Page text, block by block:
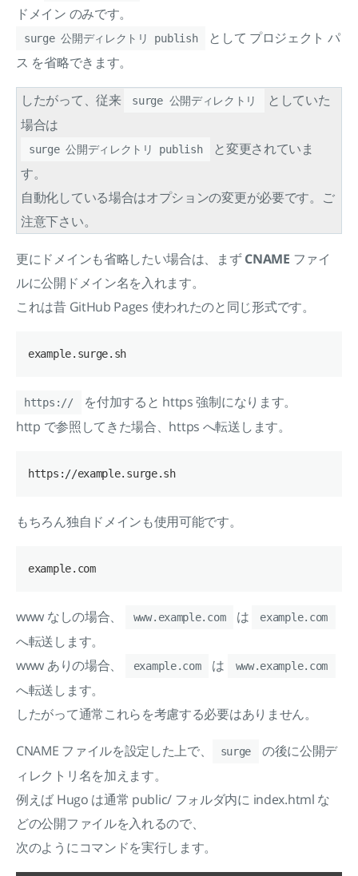
ドメイン のみです。
surge 公開ディレクトリ publish
として プロジェクト パ
ス を省略できます。
したがって、従来 surge 公開ディレクトリ
としていた
場合は
surge 公開ディレクトリ publish
と変更されていま
す。
自動化している場合はオプションの変更が必要です。ご
注意下さい。
更にドメインも省略したい場合は、まずCNAME ファイ
ルに公開ドメイン名を入れます。
これは昔 GitHub Pages 使われたのと同じ形式です。
https://
を付加すると https 強制になります。
http で参照してきた場合、https へ転送します。
https://example.surge.sh
もちろん独自ドメインも使用可能です。
example.com
www なしの場合、 www.example.com は example.com
へ転送します。
www ありの場合、
example.com は www.example.com
へ転送します。
したがって通常これらを考慮する必要はありません。
CNAME ファイルを設定した上で、 surge
の後に公開デ
ィレクトリ名を加えます。
例えば Hugo は通常 public/ フォルダ内に index.html な
どの公開ファイルを入れるので、
次のようにコマンドを実行します。